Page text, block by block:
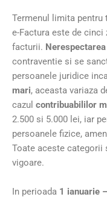
Termenul limita
e-Factura este de
facturii.
contraventie si se
persoanele juridice
mari, aceasta variaza
cazul contribuabililor
2.500 si 5.000 lei, iar
persoanele fizice,
Toate aceste
vigoare.
In perioada 1 ianuarie